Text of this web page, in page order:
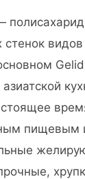
стенок
пищевым